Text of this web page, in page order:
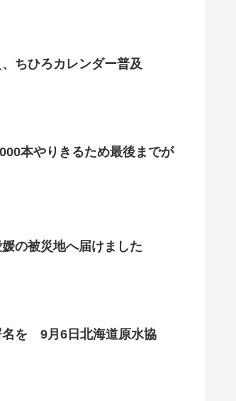
ちひろカレンダー普及
本やりきるため最後までが
の被災地へ届けました
名を 9月6日北海道原水協